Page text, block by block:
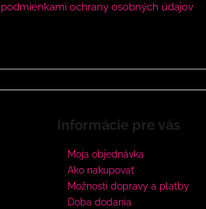
podmienkami ochrany osobných údajov
Informácie pre vás
Moja objednávka
Ako nakupovať
Možnosti dopravy a platby
Doba dodania